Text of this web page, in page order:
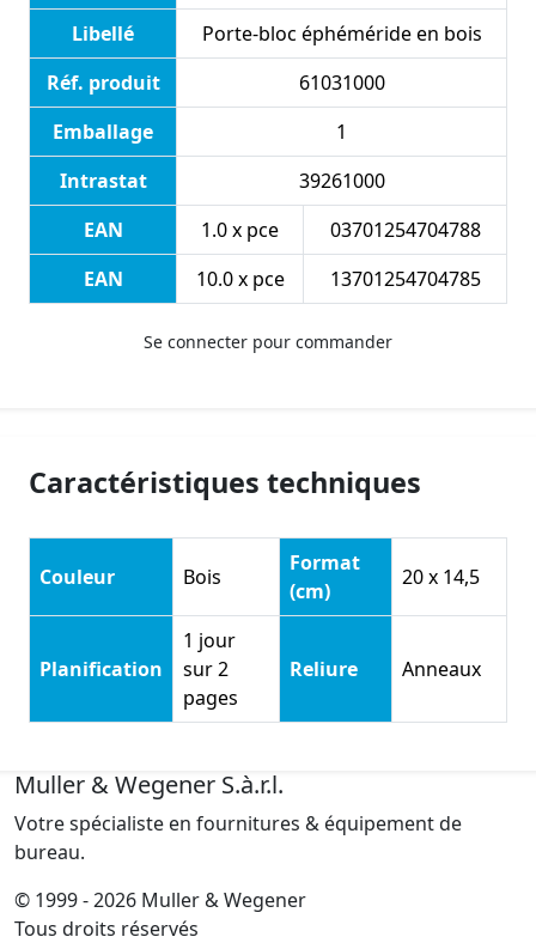
Libellé
Porte-bloc éphéméride en bois
Réf. produit
61031000
Emballage
1
Intrastat
39261000
EAN
1.0 x pce
03701254704788
EAN
10.0 x pce 13701254704785
Se connecter pour commander
Caractéristiques techniques
Couleur Bois
Format
(cm)
20 x 14,5
Planification
1 jour
sur 2
pages
Reliure Anneaux
Muller & Wegener S.à.r.l.
Votre spécialiste en fournitures & équipement de
bureau.
© 1999 - 2026 Muller & Wegener
Tous droits réservés